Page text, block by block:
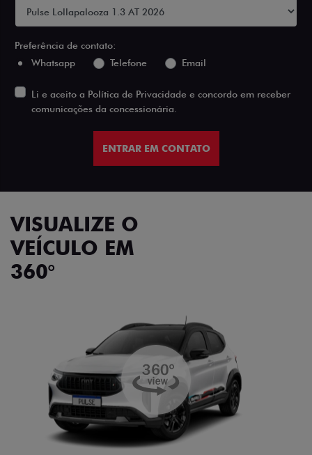
Preferência de contato:
Whatsapp
Telefone Email
Li e aceito a Política de Privacidade e concordo em receber
comunicações da concessionária.
ENTRAR EM CONTATO
VISUALIZE O
VEÍCULO EM
360°